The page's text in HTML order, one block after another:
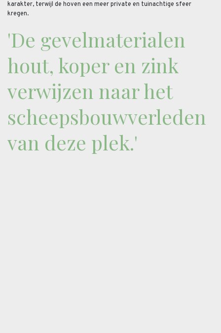
karakter, terwijl de hoven een meer private en tuinachtige sfeer
kregen.
'De gevelmaterialen
hout, koper en zink
verwijzen naar het
scheepsbouwverleden
van deze plek.'